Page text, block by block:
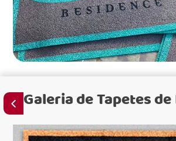
Galeria deTapetes